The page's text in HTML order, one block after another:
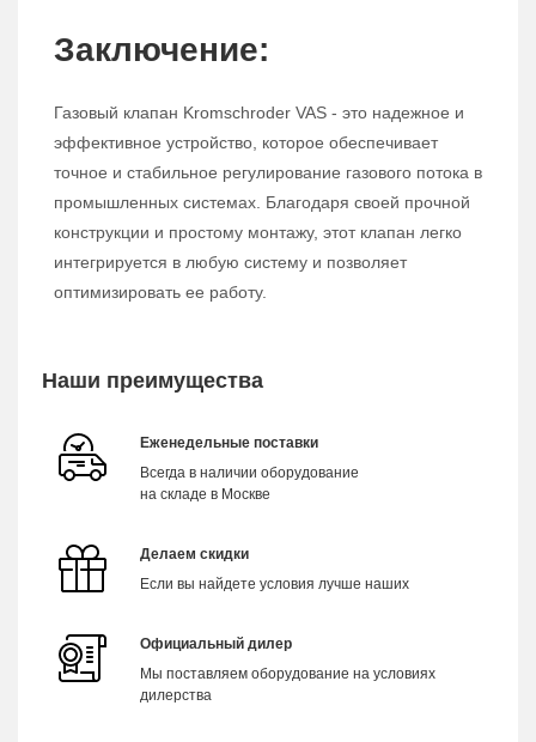
Заключение:
Газовый клапан Kromschroder VAS - это надежное и
эффективное устройство, которое обеспечивает
точное и стабильное регулирование газового потока в
промышленных системах. Благодаря своей прочной
конструкции и простому монтажу, этот клапан легко
интегрируется в любую систему и позволяет
оптимизировать ее работу.
Наши преимущества
Еженедельные поставки
Всегда в наличии оборудование
на складе в Москве
Делаем скидки
Если вы найдете условия лучше наших
Официальный дилер
Мы поставляем оборудование на условиях
дилерства